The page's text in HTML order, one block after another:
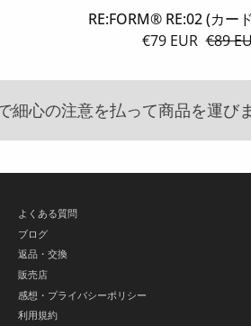
RE:FORM® RE:02 (カー
€79 EUR €89
の注意を払って商品を運びます
よくある質問
ブログ
返品・交換
販売店
感想・プライバシーポリシー
利用規約